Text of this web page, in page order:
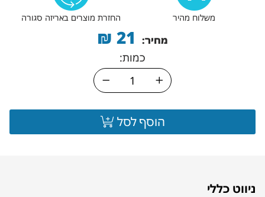
משלוח מהיר החזרת מוצרים באריזה סגורה
מחיר: 21
₪
כמות:
הוסף לסל
ניווט כללי